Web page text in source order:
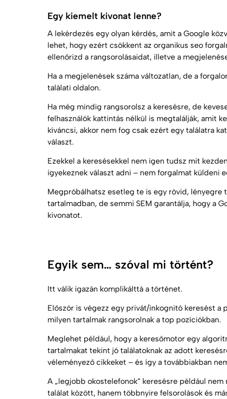
Egy kiemelt kivonat lenne?
A lekérdezés egy olyan kérdés, amit a Google
lehet, hogy ezért csökkent az organikus seo
ellenőrizd a rangsorolásaidat, illetve a
Ha a megjelenések száma változatlan, de a
találati oldalon.
Ha még mindig rangsorolsz a keresésre, de
felhasználók kattintás nélkül is megtalálják, amit
kíváncsi, akkor nem fog csak ezért egy találatra
választ.
Ezekkel a keresésekkel nem igen tudsz mit
igyekeznek választ adni – nem forgalmat küldeni
Megpróbálhatsz esetleg te is egy rövid, lényegre
tartalmadban, de semmi SEM garantálja, hogy a
kivonatot.
Egyik sem… szóval mi történt?
Itt válik igazán komplikálttá a történet.
Először is végezz egy privát/inkognitó keresést a
milyen tartalmak rangsorolnak a top pozíciókban.
Meglehet például, hogy a keresőmotor egy
tartalmakat tekint jó találatoknak az adott
véleményező cikkeket – és így a továbbiakban
A „legjobb okostelefonok” keresésre például
találat között, hanem többnyire felsorolások és